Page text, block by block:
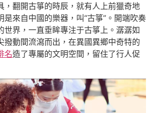
，翻開古箏的時辰，就有人上前獵奇地
是來自中國的樂器，叫“古箏”。開端吹奏
世界，一直垂眸專注于古箏上。潺潺如
撥動間流瀉而出，在異國異鄉中奇特的
名造了專屬的文明空間，留住了行人促